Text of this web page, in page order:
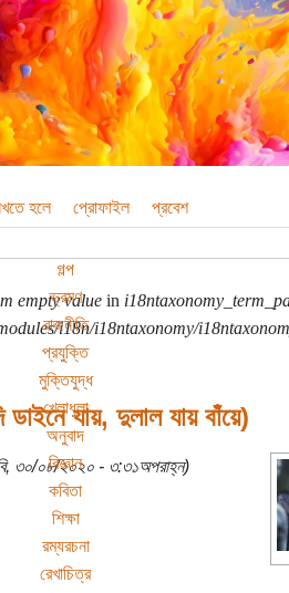
হলে প্রোফাইল প্রবেশ
গল্প
ভ্রমণ
রাজনীতি
প্রযুক্তি
মুক্তিযুদ্ধ
খেলাধুলা
অনুবাদ
বিজ্ঞান
কবিতা
শিক্ষা
রম্যরচনা
রেখাচিত্র
empty valuein
i18n/i18ntaxonomy/
যায়, দুলাল যায় বাঁয়ে)
৩০/০৮/২০২০ - ৩:৩১অপরাহ্ন)